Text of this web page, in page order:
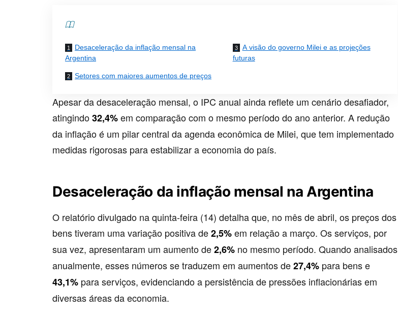
Desaceleração da inflação mensal na
Argentina
Setores com maiores aumentos de preços
A visão do governo Milei e as projeções
futuras
Apesar da desaceleração mensal, o IPC anual ainda reflete um cenário desafiador,
atingindo32,4%em comparação com o mesmo período do ano anterior. A redução
da inflação é um pilar central da agenda econômica de Milei, que tem implementado
medidas rigorosas para estabilizar a economia do país.
Desaceleração da inflação mensal na Argentina
O relatório divulgado na quinta-feira (14) detalha que, no mês de abril, os preços dos
bens tiveram uma variação positiva de2,5%em relação a março. Os serviços, por
sua vez, apresentaram um aumento de2,6% no mesmo período. Quando analisados
anualmente, esses números se traduzem em aumentos de27,4% para bens e
43,1% para serviços, evidenciando a persistência de pressões inflacionárias em
diversas áreas da economia.